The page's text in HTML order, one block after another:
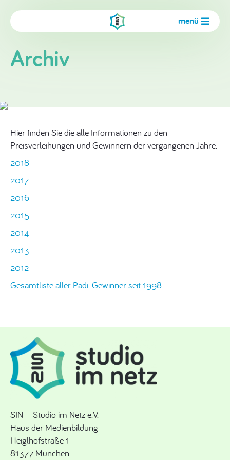
menü
Archiv
Hier finden Sie die alle Informationen zu den
Preisverleihungen und Gewinnern der vergangenen Jahre.
2018
2017
2016
2015
2014
2013
2012
Gesamtliste aller Pädi-Gewinner seit 1998
SIN – Studio im Netz e.V.
Haus der Medienbildung
Heiglhofstraße 1
81377 München